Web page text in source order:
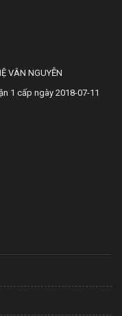
VÂN NGUYỄN
1 cấp ngày 2018-07-11